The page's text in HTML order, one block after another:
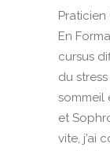
En
cursus
du
sommeil
et
vite, j’ai